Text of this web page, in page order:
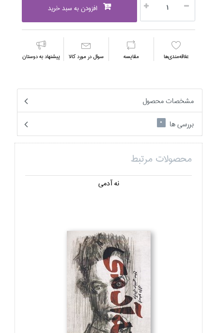
افزودن به سبد خرید
علاقه‌مندي‌ها مقايسه سوال در مورد كالا پیشنهاد به دوستان
مشخصات محصول
بررسی ها
0
محصولات مرتبط
نه آدمي